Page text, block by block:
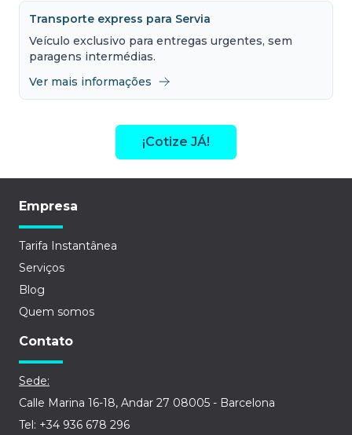
Transporte express para Servia
Veículo exclusivo para entregas urgentes, sem
paragens intermédias.
Ver mais informações
¡Cotize JÁ!
Empresa
Tarifa Instantânea
Serviços
Blog
Quem somos
Contato
Sede:
Calle Marina 16-18, Andar 27 08005 - Barcelona
Tel: +34 936 678 296